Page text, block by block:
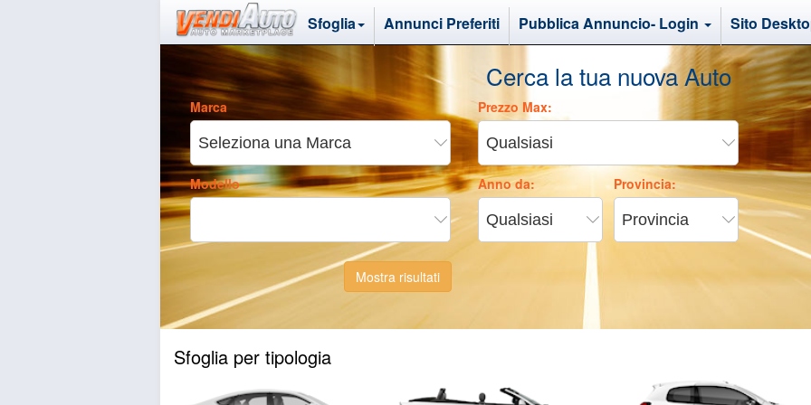
Sfoglia Annunci Preferiti Pubblica Annuncio- Login Sito
Cerca la tua nuova Auto
Marca
Modello
Prezzo Max:
Anno da: Provincia:
Mostra risultati
Sfoglia per tipologia